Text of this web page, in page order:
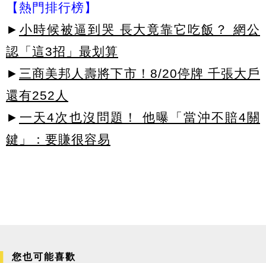
【熱門排行榜】
► 小時候被逼到哭 長大竟靠它吃飯？ 網公
認「這3招」最划算
► 三商美邦人壽將下市！8/20停牌 千張大戶
還有252人
► 一天4次也沒問題！ 他曝「當沖不賠4關
鍵」：要賺很容易
您也可能喜歡